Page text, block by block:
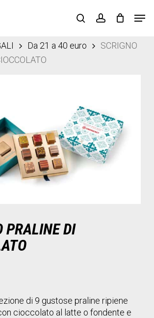
searchaccount
Da 21 a 40 euro
SCRIGNO
PRALINE DI
di 9 gustose praline ripiene
cioccolato al latte o fondente e